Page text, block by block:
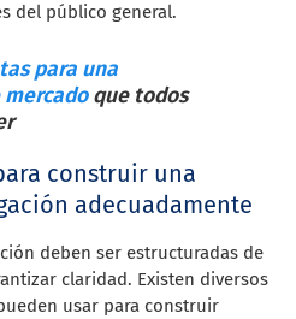
del público general.
para una
que todos
construir una
adecuadamente
deben ser estructuradas de
claridad. Existen diversos
usar para construir